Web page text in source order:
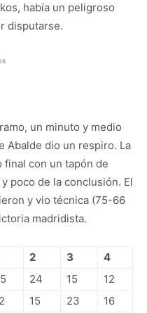
había un peligroso
disputarse.
un minuto y medio
Abalde dio un respiro. La
final con un tapón de
poco de la conclusión. El
y vio técnica (75-66
madridista.
2 3
4
24 15
12
15 23 16